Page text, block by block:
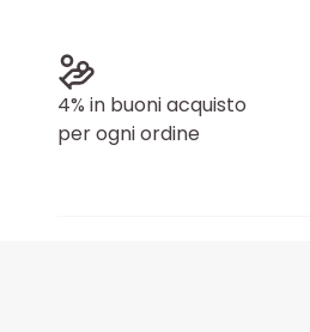
4% in buoni acquisto
per ogni ordine